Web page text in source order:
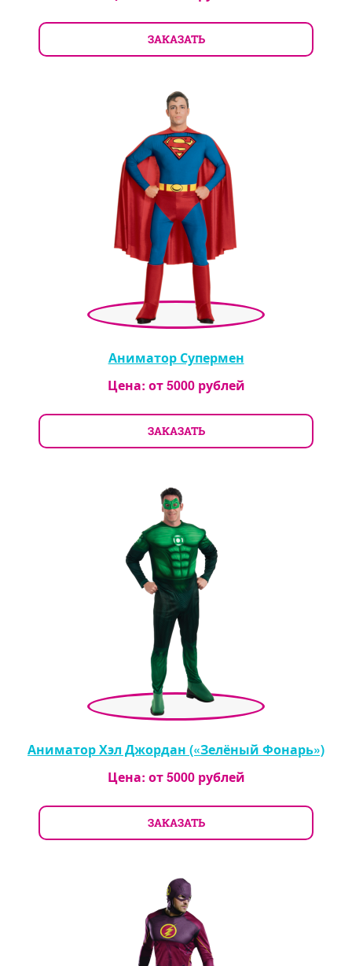
ЗАКАЗАТЬ
Аниматор Супермен
Цена: от5000рублей
ЗАКАЗАТЬ
Аниматор Хэл Джордан («Зелёный Фонарь»)
Цена: от5000рублей
ЗАКАЗАТЬ